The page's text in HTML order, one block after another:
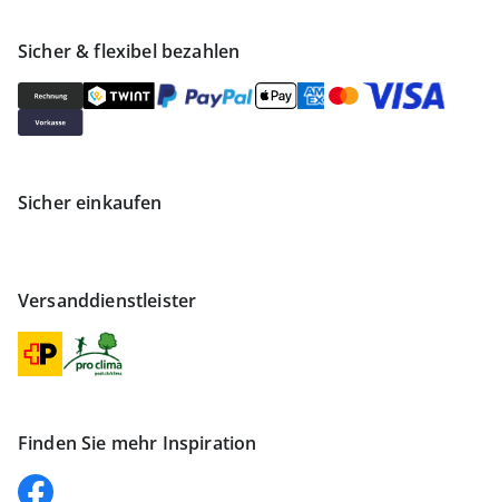
Sicher & flexibel bezahlen
Sicher einkaufen
Versanddienstleister
Finden Sie mehr Inspiration